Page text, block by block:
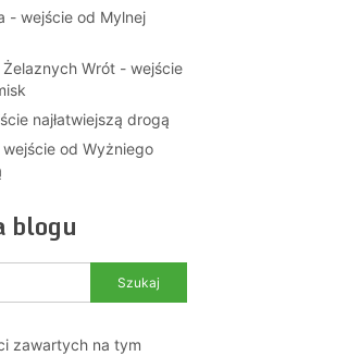
- wejście od Mylnej
Wrót - wejście
najłatwiejszą drogą
wejście od Wyżniego
blogu
zawartych na tym